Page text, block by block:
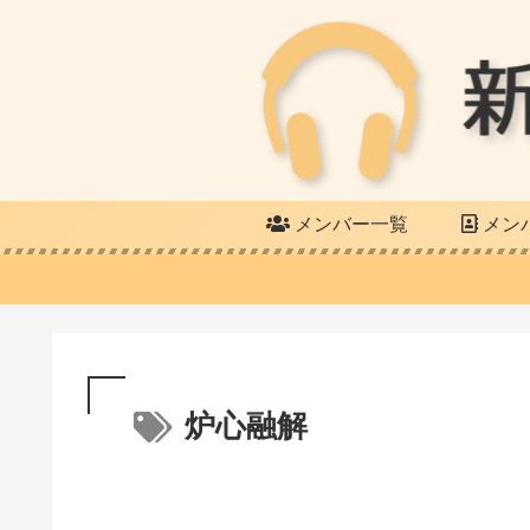
メンバー一覧 メン
炉心融解